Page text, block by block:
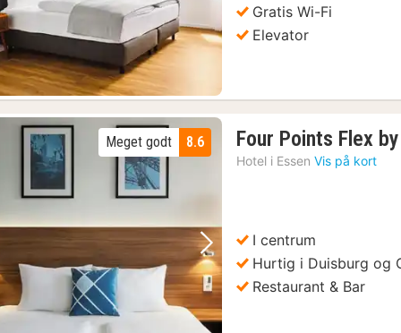
Gratis Wi-Fi
Elevator
Forrige billede Næste billede
8.6
Meget godt Four Points Flex
Hotel i Essen Vis på kort
I centrum
Hurtig i Duisburg og
Restaurant & Bar